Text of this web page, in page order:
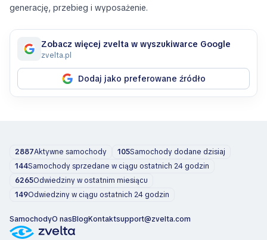
generację, przebieg i wyposażenie.
Zobacz więcej zvelta w wyszukiwarce Google
zvelta.pl
Dodaj jako preferowane źródło
2887Aktywne samochody 105Samochody dodane dzisiaj
144Samochody sprzedane w ciągu ostatnich 24 godzin
6265Odwiedziny w ostatnim miesiącu
149Odwiedziny w ciągu ostatnich 24 godzin
SamochodyO nasBlogKontaktsupport@zvelta.com